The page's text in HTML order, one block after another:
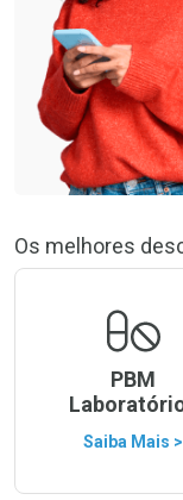
Os melhores
PBM
Saiba Mais >